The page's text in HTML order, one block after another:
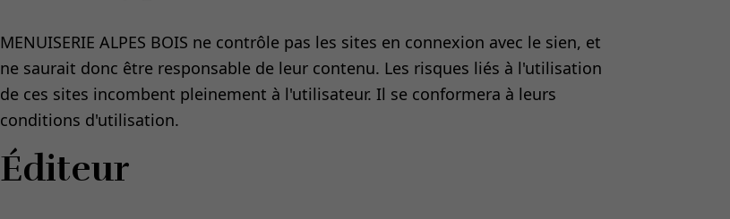
MENUISERIE ALPES BOIS ne contrôle pas les sites en connexion avec le sien, et
ne saurait donc être responsable de leur contenu. Les risques liés à l'utilisation
de ces sites incombent pleinement à l'utilisateur. Il se conformera à leurs
conditions d'utilisation.
Éditeur